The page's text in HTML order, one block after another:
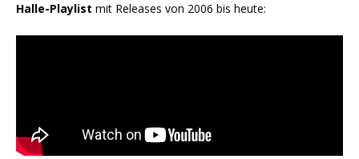
Halle-Playlist mit Releases von 2006 bis heute: